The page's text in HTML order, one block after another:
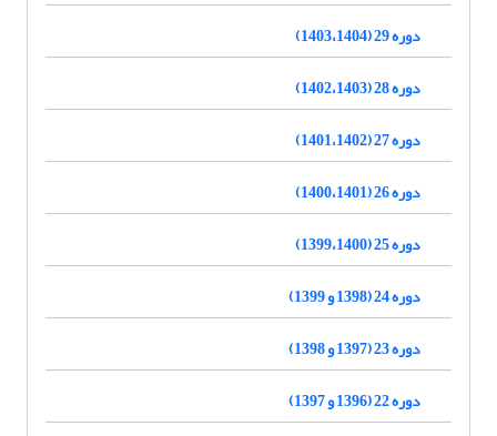
دوره 29 (1403،1404)
دوره 28 (1402،1403)
دوره 27 (1401،1402)
دوره 26 (1400،1401)
دوره 25 (1399،1400)
دوره 24 (1398 و 1399)
دوره 23 (1397 و 1398)
دوره 22 (1396 و 1397)